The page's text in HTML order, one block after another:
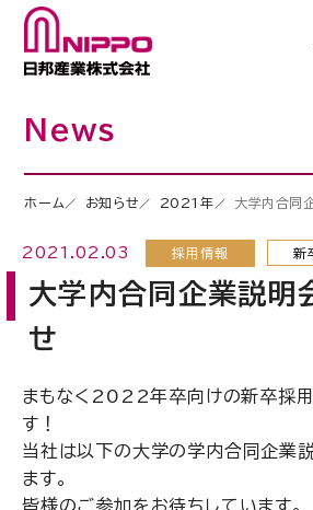
News
ホーム お知らせ 2021年 大学内合同
2021.02.03 採用情報 新
大学内合同企業説明
せ
まもなく2022年卒向けの新卒採用
す！
当社は以下の大学の学内合同企業
ます。
皆様のご参加をお待ちしています。